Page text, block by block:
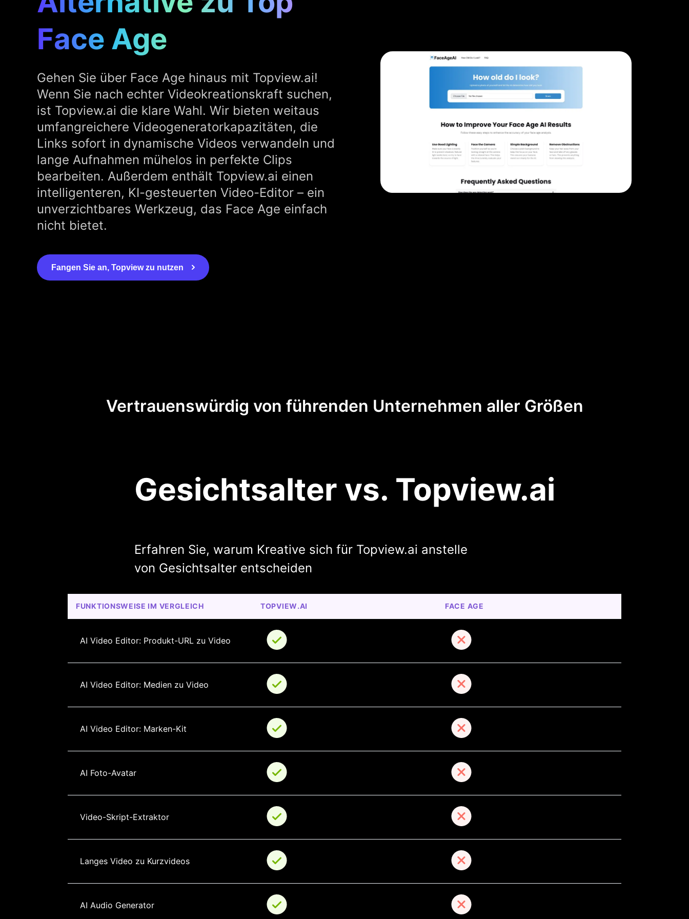
Face Age
Gehen Sie über Face Age hinaus mit Topview.ai!
Wenn Sie nach echter Videokreationskraft suchen,
ist Topview.ai die klare Wahl. Wir bieten weitaus
umfangreichere Videogeneratorkapazitäten, die
Links sofort in dynamische Videos verwandeln und
lange Aufnahmen mühelos in perfekte Clips
bearbeiten. Außerdem enthält Topview.ai einen
intelligenteren, KI-gesteuerten Video-Editor – ein
unverzichtbares Werkzeug, das Face Age einfach
nicht bietet.
Fangen Sie an, Topview zu nutzen
Vertrauenswürdig von führenden Unternehmen aller Größen
Gesichtsalter vs. Topview.ai
Erfahren Sie, warum Kreative sich für Topview.ai anstelle
von Gesichtsalter entscheiden
FUNKTIONSWEISE IM VERGLEICH TOPVIEW.AI FACE AGE
AI Video Editor: Produkt-URL zu Video
AI Video Editor: Medien zu Video
AI Video Editor: Marken-Kit
AI Foto-Avatar
Video-Skript-Extraktor
Langes Video zu Kurzvideos
AI Audio Generator